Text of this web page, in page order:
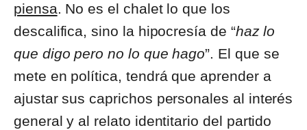
piensa. No es el chalet lo que los
descalifica, sino la hipocresía de “haz lo
que digo pero no lo que hago”. El que se
mete en política, tendrá que aprender a
ajustar sus caprichos personales al interés
general y al relato identitario del partido